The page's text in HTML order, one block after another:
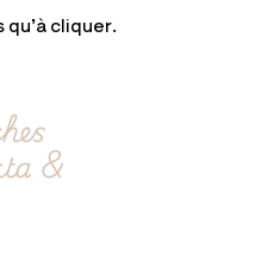
qu’à cliquer.
&